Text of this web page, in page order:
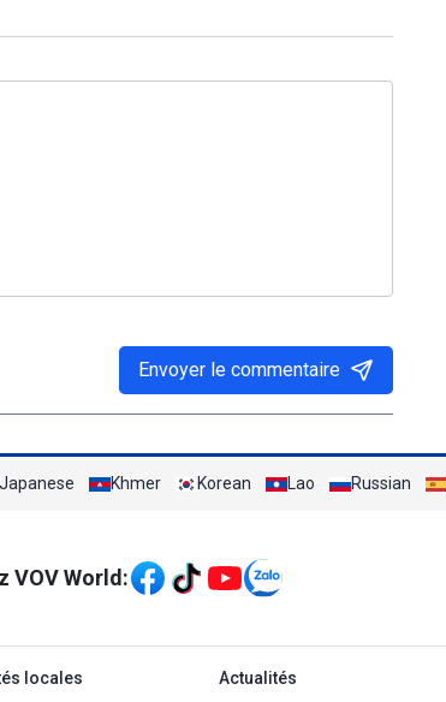
Envoyer le commentaire
Japanese Khmer Korean Lao Russian
xã hội
VOV World:
footer tiếng Pháp
locales Actualités